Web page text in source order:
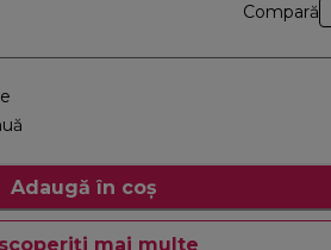
Compară
Adaugă în coș
mai multe